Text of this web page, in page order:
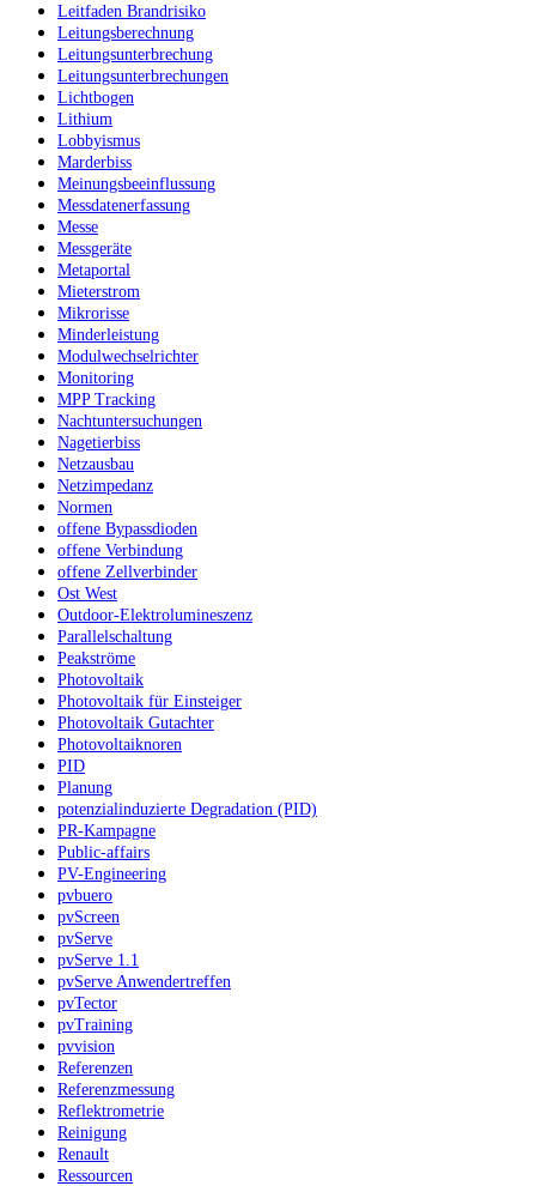
Leitfaden Brandrisiko
Leitungsberechnung
Leitungsunterbrechung
Leitungsunterbrechungen
Lichtbogen
Lithium
Lobbyismus
Marderbiss
Meinungsbeeinflussung
Messdatenerfassung
Messe
Messgeräte
Metaportal
Mieterstrom
Mikrorisse
Minderleistung
Modulwechselrichter
Monitoring
MPP Tracking
Nachtuntersuchungen
Nagetierbiss
Netzausbau
Netzimpedanz
Normen
offene Bypassdioden
offene Verbindung
offene Zellverbinder
Ost West
Outdoor-Elektrolumineszenz
Parallelschaltung
Peakströme
Photovoltaik
Photovoltaik für Einsteiger
Photovoltaik Gutachter
Photovoltaiknoren
PID
Planung
potenzialinduzierte Degradation (PID)
PR-Kampagne
Public-affairs
PV-Engineering
pvbuero
pvScreen
pvServe
pvServe 1.1
pvServe Anwendertreffen
pvTector
pvTraining
pvvision
Referenzen
Referenzmessung
Reflektrometrie
Reinigung
Renault
Ressourcen